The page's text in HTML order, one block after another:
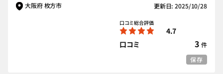
大阪府 枚方市 更新日: 2025/10/28
口コミ総合評価
4.7
口コミ
3 件
保存